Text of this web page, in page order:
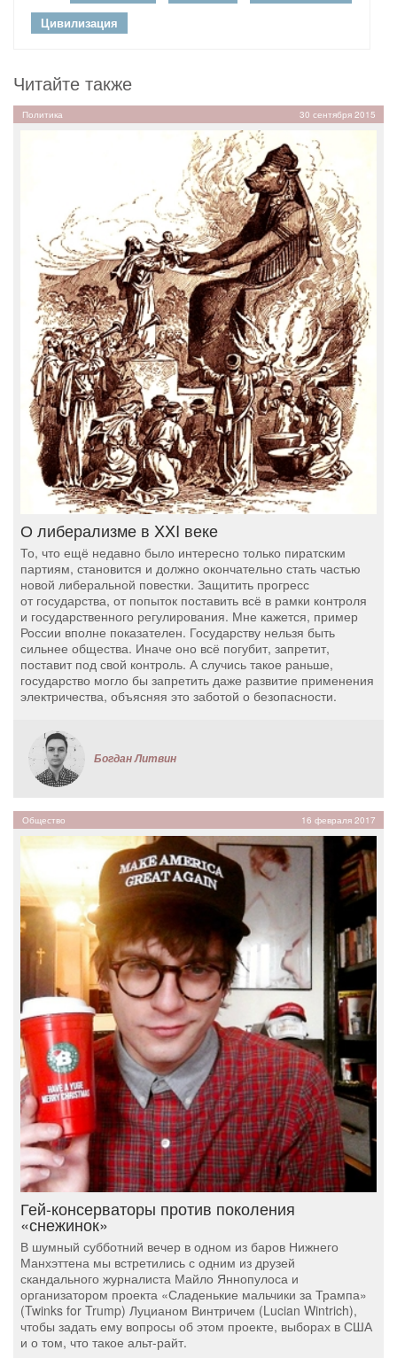
Цивилизация
Читайте также
Политика 30 сентября 2015
О либерализме в XXI веке
То, что ещё недавно было интересно только пиратским
партиям, становится и должно окончательно стать частью
новой либеральной повестки. Защитить прогресс
от государства, от попыток поставить всё в рамки контроля
и государственного регулирования. Мне кажется, пример
России вполне показателен. Государству нельзя быть
сильнее общества. Иначе оно всё погубит, запретит,
поставит под свой контроль. А случись такое раньше,
государство могло бы запретить даже развитие применения
электричества, объясняя это заботой о безопасности.
Богдан Литвин
Общество 16 февраля 2017
Гей-консерваторы против поколения
«снежинок»
В шумный субботний вечер в одном из баров Нижнего
Манхэттена мы встретились с одним из друзей
скандального журналиста Майло Яннопулоса и
организатором проекта «Сладенькие мальчики за Трампа»
(Twinks for Trump) Луцианом Винтричем (Lucian Wintrich),
чтобы задать ему вопросы об этом проекте, выборах в США
и о том, что такое альт-райт.